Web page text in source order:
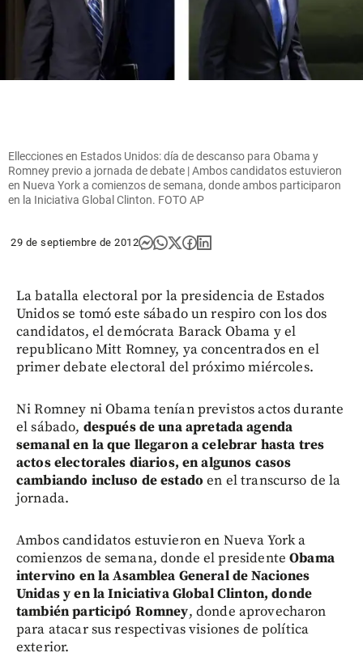
Ellecciones en Estados Unidos: día de descanso para Obama y
Romney previo a jornada de debate | Ambos candidatos estuvieron
en Nueva York a comienzos de semana, donde ambos participaron
en la Iniciativa Global Clinton. FOTO AP
29 de septiembre de 2012
La batalla electoral por la presidencia de Estados
Unidos se tomó este sábado un respiro con los dos
candidatos, el demócrata Barack Obama y el
republicano Mitt Romney, ya concentrados en el
primer debate electoral del próximo miércoles.
Ni Romney ni Obama tenían previstos actos durante
el sábado, después de una apretada agenda
semanal en la que llegaron a celebrar hasta tres
actos electorales diarios, en algunos casos
cambiando incluso de estado en el transcurso de la
jornada.
Ambos candidatos estuvieron en Nueva York a
comienzos de semana, donde el presidenteObama
intervino en la Asamblea General de Naciones
Unidas y en la Iniciativa Global Clinton, donde
también participó Romney, donde aprovecharon
para atacar sus respectivas visiones de política
exterior.